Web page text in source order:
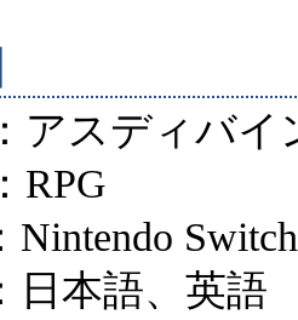
アスディバイ
RPG
Nintendo Switch
日本語、英語